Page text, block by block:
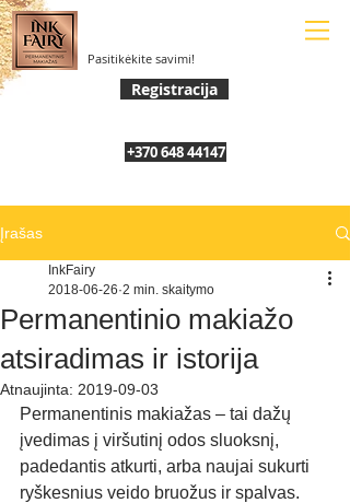
Pasitikėkite savimi!
Registracija
+370 648 44147
Įrašas
Permanentinio makiažo
atsiradimas ir istorija
InkFairy
2018-06-26 2 min. skaitymo
Atnaujinta: 2019-09-03
Permanentinis makiažas – tai dažų
įvedimas į viršutinį odos sluoksnį,
padedantis atkurti, arba naujai sukurti
ryškesnius veido bruožus ir spalvas.